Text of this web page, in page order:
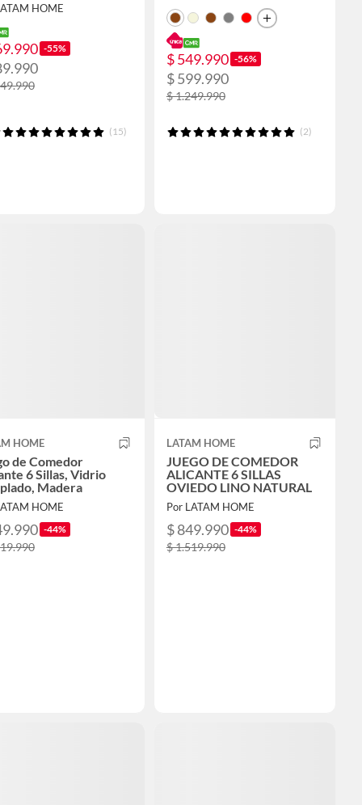
HOME
-55%
(15)
$ 549.990 -56%
$ 599.990
$ 1.249.990
(2)
HOME
de Comedor
6 Sillas, Vidrio
Madera
HOME
-44%
LATAM HOME
JUEGO DE COMEDOR
ALICANTE 6 SILLAS
OVIEDO LINO NATURAL
Por LATAM HOME
$ 849.990 -44%
$ 1.519.990